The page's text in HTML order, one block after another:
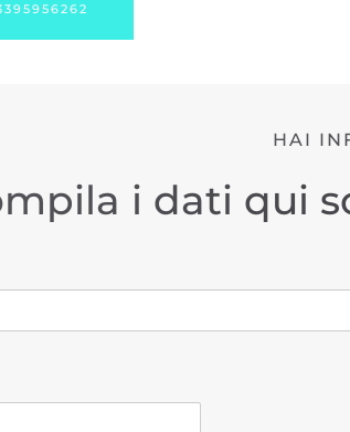
HAI
i dati qui